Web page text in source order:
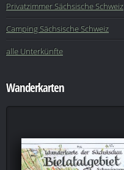
Privatzimmer Sächsische Schweiz
Camping Sächsische Schweiz
alle Unterkünfte
Wanderkarten